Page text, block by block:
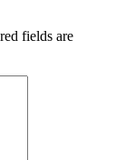
fields are